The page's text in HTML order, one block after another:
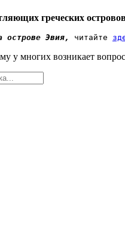
греческих
острове Эвия, читайте
у многих возникает